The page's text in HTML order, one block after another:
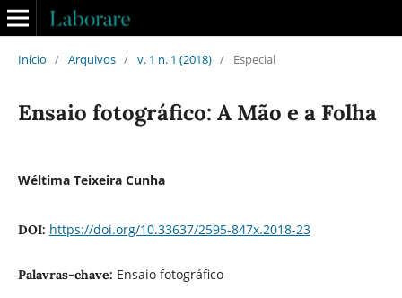
Início / Arquivos / v. 1 n. 1 (2018) / Especial
Ensaio fotográfico: A Mão e a Folha
Wéltima Teixeira Cunha
DOI: https://doi.org/10.33637/2595-847x.2018-23
Palavras-chave: Ensaio fotográfico